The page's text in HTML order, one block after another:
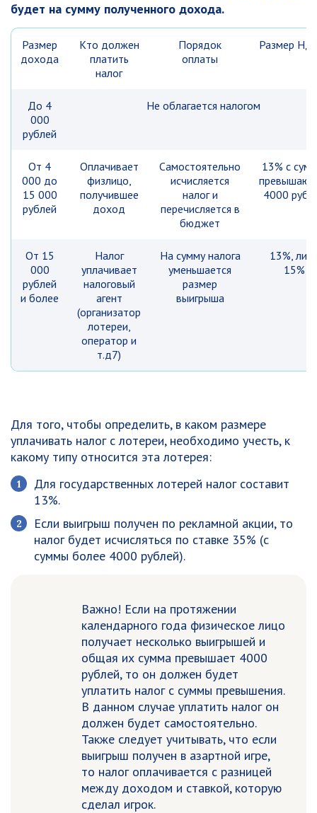
будет на сумму полученного дохода.
Размер
дохода
Кто должен
платить
налог
Порядок
оплаты
Размер
До 4
000
рублей
Не облагается налогом
От 4
000 до
15 000
рублей
Оплачивает
физлицо,
получившее
доход
Самостоятельно
исчисляется
налог и
перечисляется в
бюджет
13% с
4000
От 15
000
рублей
и более
Налог
уплачивает
налоговый
агент
(организатор
лотереи,
оператор и
т.д7)
На сумму налога
уменьшается
размер
выигрыша
13%,
15%
Для того, чтобы определить, в каком размере
уплачивать налог с лотереи, необходимо учесть, к
какому типу относится эта лотерея:
Для государственных лотерей налог составит
13%.
Если выигрыш получен по рекламной акции, то
налог будет исчисляться по ставке 35% (с
суммы более 4000 рублей).
Важно! Если на протяжении
календарного года физическое лицо
получает несколько выигрышей и
общая их сумма превышает 4000
рублей, то он должен будет
уплатить налог с суммы превышения.
В данном случае уплатить налог он
должен будет самостоятельно.
Также следует учитывать, что если
выигрыш получен в азартной игре,
то налог оплачивается с разницей
между доходом и ставкой, которую
сделал игрок.